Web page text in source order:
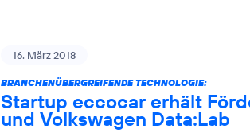
16. März 2018
BRANCHENÜBERGREIFENDE TECHNOLOGIE:
Startup eccocar erhält
und Volkswagen Data:Lab